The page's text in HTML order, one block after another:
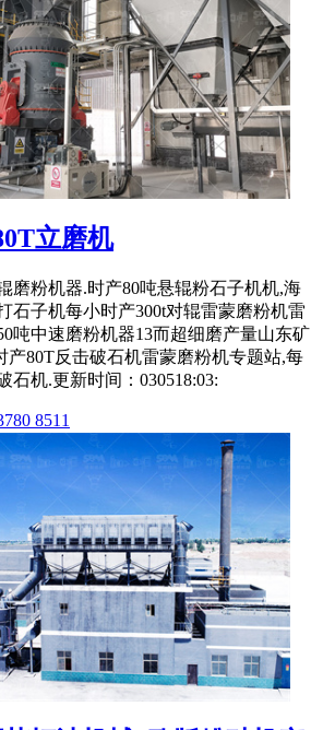
立磨机
磨粉机器.时产80吨悬辊粉石子机机,海
石子机每小时产300t对辊雷蒙磨粉机雷
吨中速磨粉机器13而超细磨产量山东矿
产80T反击破石机雷蒙磨粉机专题站,每
石机.更新时间：030518:03:
8511